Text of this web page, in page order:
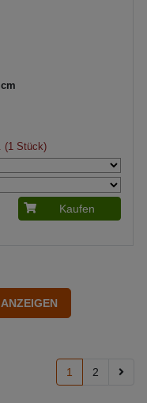
(1 Stück)
Kaufen
1 2